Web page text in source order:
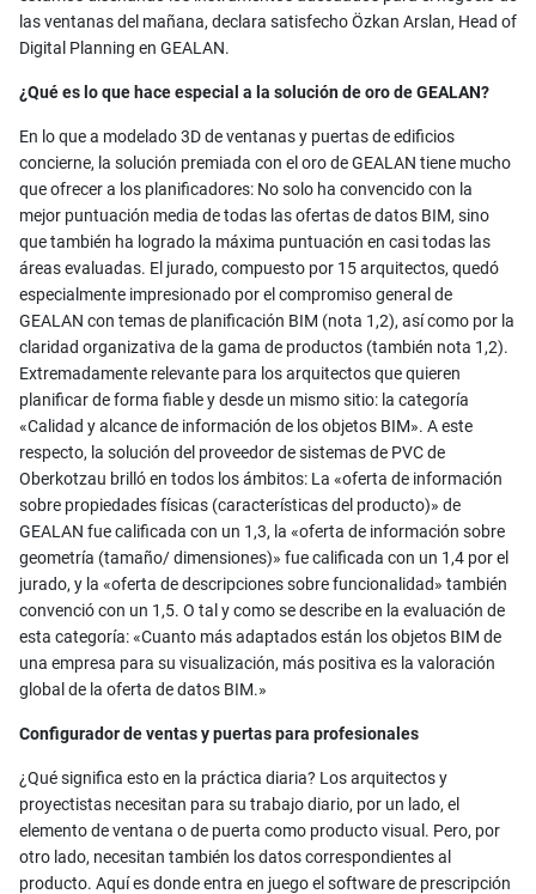
las ventanas del mañana, declara satisfecho Özkan Arslan, Head of
Digital Planning en GEALAN.
¿Qué es lo que hace especial a la solución de oro de GEALAN?
En lo que a modelado 3D de ventanas y puertas de edificios
concierne, la solución premiada con el oro de GEALAN tiene mucho
que ofrecer a los planificadores: No solo ha convencido con la
mejor puntuación media de todas las ofertas de datos BIM, sino
que también ha logrado la máxima puntuación en casi todas las
áreas evaluadas. El jurado, compuesto por 15 arquitectos, quedó
especialmente impresionado por el compromiso general de
GEALAN con temas de planificación BIM (nota 1,2), así como por la
claridad organizativa de la gama de productos (también nota 1,2).
Extremadamente relevante para los arquitectos que quieren
planificar de forma fiable y desde un mismo sitio: la categoría
«Calidad y alcance de información de los objetos BIM». A este
respecto, la solución del proveedor de sistemas de PVC de
Oberkotzau brilló en todos los ámbitos: La «oferta de información
sobre propiedades físicas (características del producto)» de
GEALAN fue calificada con un 1,3, la «oferta de información sobre
geometría (tamaño/ dimensiones)» fue calificada con un 1,4 por el
jurado, y la «oferta de descripciones sobre funcionalidad» también
convenció con un 1,5. O tal y como se describe en la evaluación de
esta categoría: «Cuanto más adaptados están los objetos BIM de
una empresa para su visualización, más positiva es la valoración
global de la oferta de datos BIM.»
Configurador de ventas y puertas para profesionales
¿Qué significa esto en la práctica diaria? Los arquitectos y
proyectistas necesitan para su trabajo diario, por un lado, el
elemento de ventana o de puerta como producto visual. Pero, por
otro lado, necesitan también los datos correspondientes al
producto. Aquí es donde entra en juego el software de prescripción